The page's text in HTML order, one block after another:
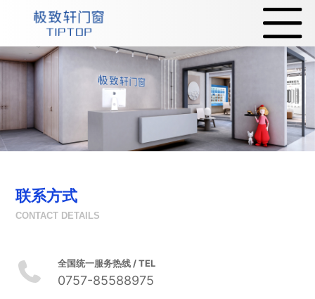
联系方式
CONTACT DETAILS
全国统一服务热线 / TEL
0757-85588975